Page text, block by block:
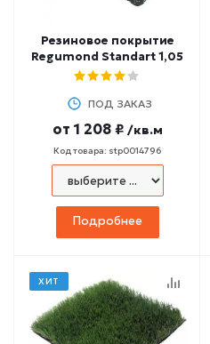
Резиновое покрытие
Regumond Standart 1,05
ПОД ЗАКАЗ
от 1 208 ₽ /кв.м
Код товара: stp0014796
Подробнее
ХИТ